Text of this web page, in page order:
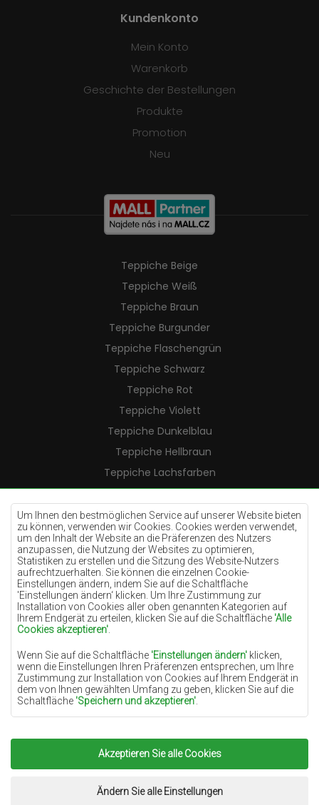
Um Ihnen den bestmöglichen Service auf unserer Website bieten
zu können, verwenden wir Cookies. Cookies werden verwendet,
um den Inhalt der Website an die Präferenzen des Nutzers
anzupassen, die Nutzung der Websites zu optimieren,
Statistiken zu erstellen und die Sitzung des Website-Nutzers
aufrechtzuerhalten. Sie können die einzelnen Cookie-
Einstellungen ändern, indem Sie auf die Schaltfläche
'Einstellungen ändern‘ klicken. Um Ihre Zustimmung zur
Installation von Cookies aller oben genannten Kategorien auf
Ihrem Endgerät zu erteilen, klicken Sie auf die Schaltfläche 'Alle
Cookies akzeptieren'
Wenn Sie auf die Schaltfläche 'Einstellungen ändern' klicken,
wenn die Einstellungen Ihren Präferenzen entsprechen, um Ihre
Zustimmung zur Installation von Cookies auf Ihrem Endgerät in
dem von Ihnen gewählten Umfang zu geben, klicken Sie auf die
Schaltfläche 'Speichern und akzeptieren'
Grundlage für die Verarbeitung das berechtigte Interesse des
Datenverwalters (TEPPICHECHEMEX) oder Dritter in Form der
Bereitstellung qualitativ hochwertiger Dienste auf unserer
Website und der Marketingaktivitäten des Datenverwalters und
seiner vertrauenswürdigen Partner.
Akzeptieren Sie alle Cookies
Ändern Sie alle Einstellungen
Kundenkonto
Mein Konto
Warenkorb
Geschichte der Bestellungen
Produkte
Promotion
Neu
Teppiche Beige
Teppiche Weiß
Teppiche Braun
Teppiche Burgunder
Teppiche Flaschengrün
Teppiche Schwarz
Teppiche Rot
Teppiche Violett
Teppiche Dunkelblau
Teppiche Hellbraun
Teppiche Lachsfarben
Teppiche Cremefarben
Teppiche Lilac
Teppiche Gelb
Teppiche Pfefferminz
Teppiche Blau
Teppiche Orange
Teppiche Rosa
Teppiche Terrakotte
Teppiche Grün
Teppiche Golden
Copyright 2022Teppiche Chemex.Alle Rechte
Umsetzung:www.dimax.pl